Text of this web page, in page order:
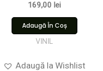
169,00 lei
Adaugă În Coș
VINIL
Adaugă la Wishlist